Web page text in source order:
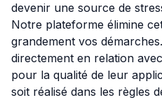
devenir une source de
Notre plateforme élimine
grandement vos
directement en relation
pour la qualité de leur
soit réalisé dans les règles